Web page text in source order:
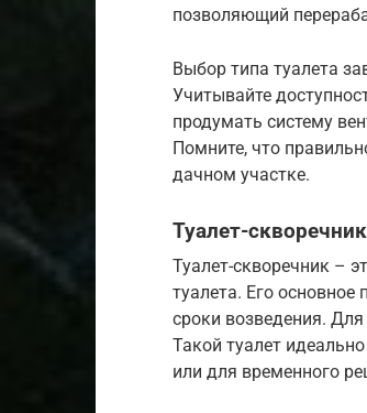
позволяющий
Выбор типа туалета
Учитывайте
продумать систему
Помните, что
дачном участке.
Туалет-
Туалет-скворечник –
туалета. Его
сроки возведения.
Такой туалет
или для временного